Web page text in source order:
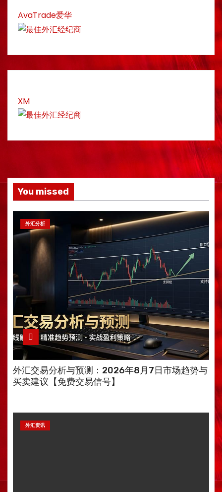
AvaTrade爱华
XM
You missed
外汇分析
外汇交易分析与预测：2026年8月7日市场趋势与
买卖建议【免费交易信号】
外汇资讯